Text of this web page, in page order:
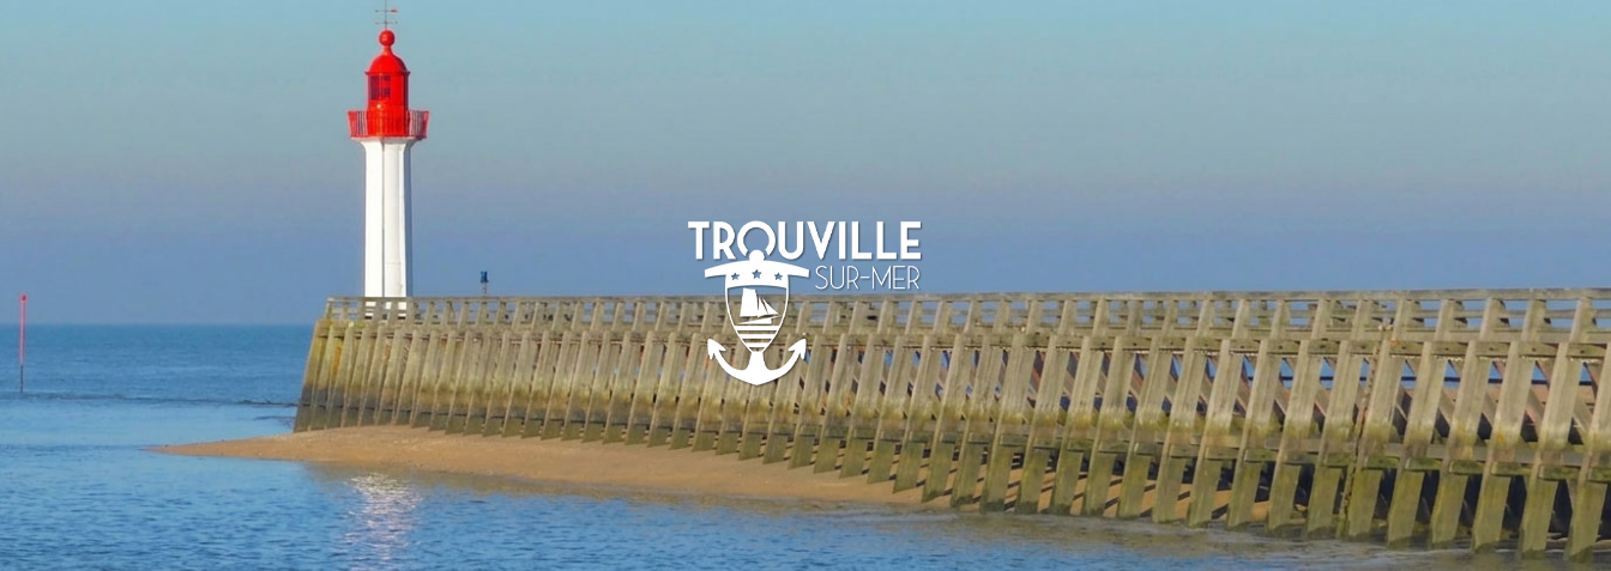
TROUVILLE-SUR-MER